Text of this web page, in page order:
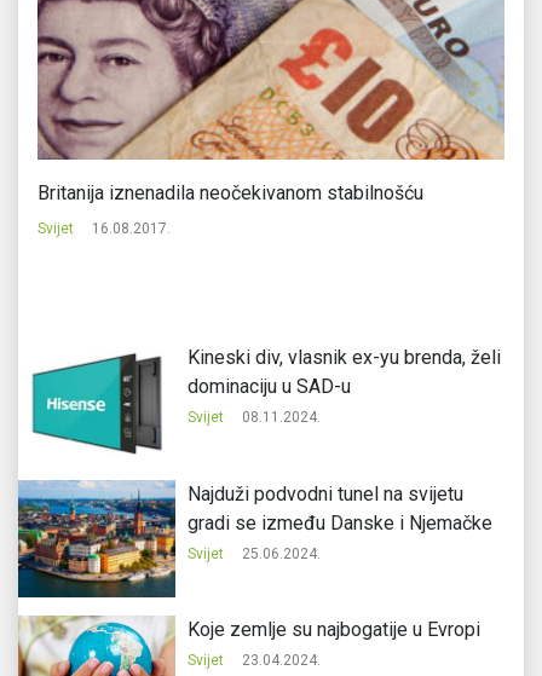
Britanija iznenadila neočekivanom stabilnošću
Svijet 16.08.2017.
Kineski div, vlasnik ex-yu brenda, želi
dominaciju u SAD-u
Svijet 08.11.2024.
Najduži podvodni tunel na svijetu
gradi se između Danske i Njemačke
Svijet 25.06.2024.
Koje zemlje su najbogatije u Evropi
Svijet 23.04.2024.